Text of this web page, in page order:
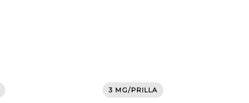
3 MG/PRILLA